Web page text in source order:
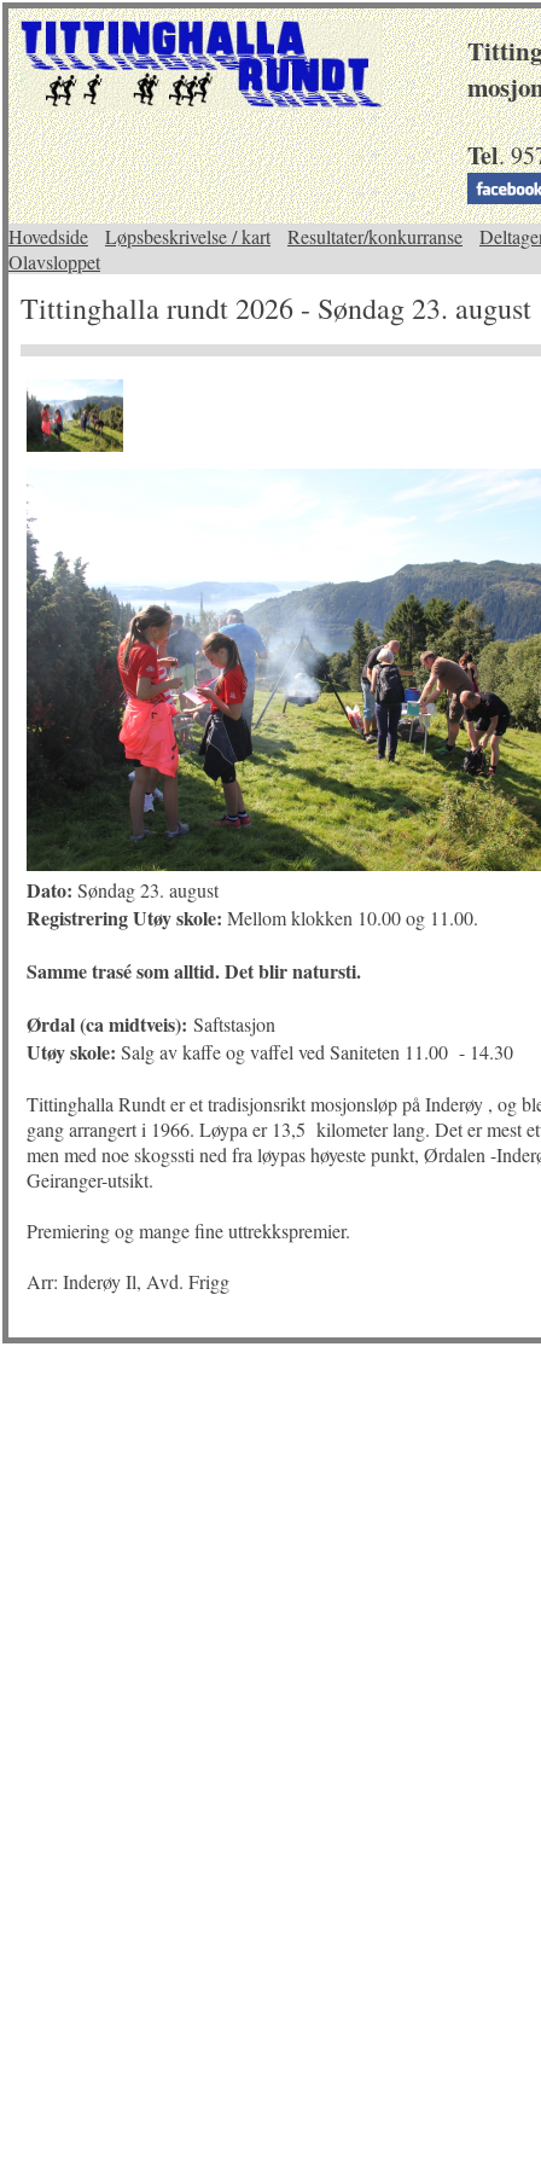
Tel.
Hovedside Løpsbeskrivelse / kart Resultater/konkurranse
Olavsloppet
Tittinghalla rundt 2026 - Søndag 23. august
Dato: Søndag 23. august
Registrering Utøy skole: Mellom klokken 10.00 og 11.00.
Samme trasé som alltid. Det blir natursti.
Ørdal (ca midtveis): Saftstasjon
Utøy skole: Salg av kaffe og vaffel ved Saniteten 11.00 - 14.30
Tittinghalla Rundt er et tradisjonsrikt mosjonsløp på Inderøy , og
gang arrangert i 1966. Løypa er 13,5 kilometer lang. Det er mest
men med noe skogssti ned fra løypas høyeste punkt, Ørdalen -
Geiranger-utsikt.
Premiering og mange fine uttrekkspremier.
Arr: Inderøy Il, Avd. Frigg